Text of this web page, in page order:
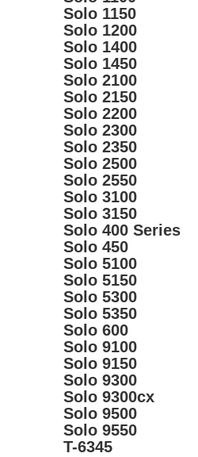
Solo 1150
Solo 1200
Solo 1400
Solo 1450
Solo 2100
Solo 2150
Solo 2200
Solo 2300
Solo 2350
Solo 2500
Solo 2550
Solo 3100
Solo 3150
Solo 400 Series
Solo 450
Solo 5100
Solo 5150
Solo 5300
Solo 5350
Solo 600
Solo 9100
Solo 9150
Solo 9300
Solo 9300cx
Solo 9500
Solo 9550
T-6345